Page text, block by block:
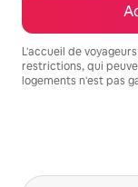
L'accueil de
restrictions, qui
logements n'est pas